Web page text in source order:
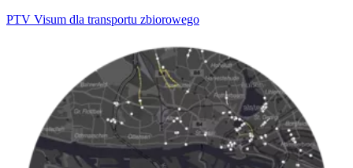
PTV Visum dla transportu zbiorowego